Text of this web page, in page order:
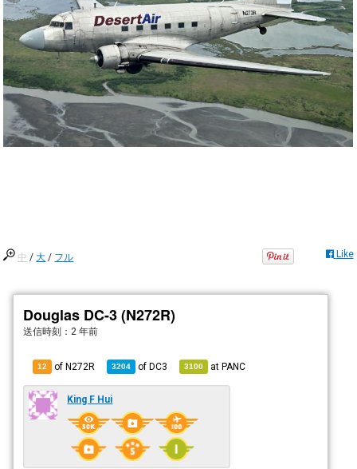
中 /大 / フル Like
Douglas DC-3 (N272R)
送信時刻： 2 年前
12 of N272R 3204 ofDC3 3100 atPANC
King F Hui